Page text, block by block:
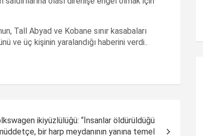
Tall Abyad ve Kobane sınır kasabaları
ve üç kişinin yaralandığı haberini verdi..
ikiyüzlülüğü: “İnsanlar öldürüldüğü
bir harp meydanının yanına temel